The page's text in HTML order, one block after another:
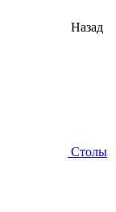
Назад
Столы